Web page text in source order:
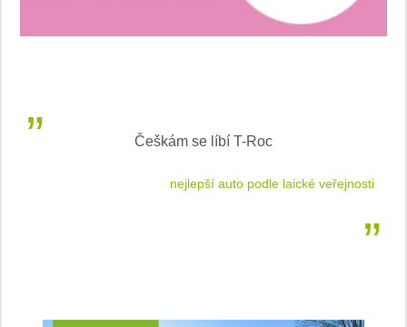
Češkám se líbí T-Roc
nejlepší auto podle laické veřejnosti